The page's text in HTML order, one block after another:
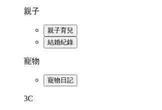
親子
親子育兒
結婚紀錄
寵物
寵物日記
3C